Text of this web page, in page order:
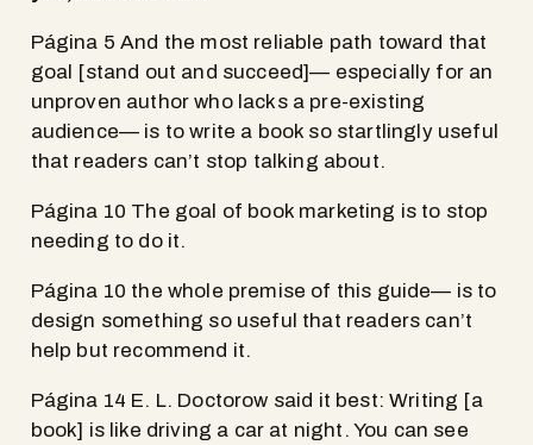
Página 5 And the most reliable path toward that
goal [stand out and succeed]— especially for an
unproven author who lacks a pre-existing
audience— is to write a book so startlingly useful
that readers can’t stop talking about.
Página 10 The goal of book marketing is to stop
needing to do it.
Página 10 the whole premise of this guide— is to
design something so useful that readers can’t
help but recommend it.
Página 14 E. L. Doctorow said it best: Writing [a
book] is like driving a car at night. You can see